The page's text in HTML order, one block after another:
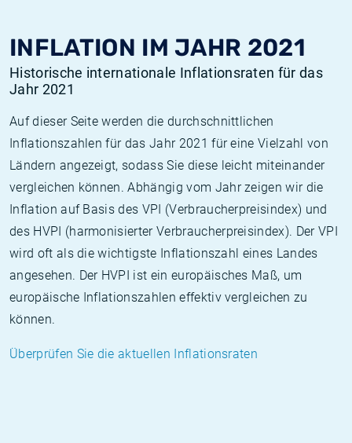
INFLATION IM JAHR 2021
Historische internationale Inflationsraten für das
Jahr 2021
Auf dieser Seite werden die durchschnittlichen
Inflationszahlen für das Jahr 2021 für eine Vielzahl von
Ländern angezeigt, sodass Sie diese leicht miteinander
vergleichen können. Abhängig vom Jahr zeigen wir die
Inflation auf Basis des VPI (Verbraucherpreisindex) und
des HVPI (harmonisierter Verbraucherpreisindex). Der VPI
wird oft als die wichtigste Inflationszahl eines Landes
angesehen. Der HVPI ist ein europäisches Maß, um
europäische Inflationszahlen effektiv vergleichen zu
können.
Überprüfen Sie die aktuellen Inflationsraten